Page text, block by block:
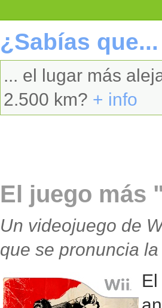
¿Sabías que...
... el lugar más
2.500 km? + info
El juego más
Un videojuego de
que se pronuncia